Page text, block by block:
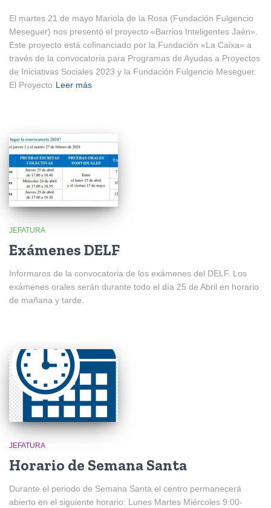
El martes 21 de mayo Mariola de la Rosa (Fundación Fulgencio
Meseguer) nos presentó el proyecto «Barrios Inteligentes Jaén».
Este proyecto está cofinanciado por la Fundación «La Caixa» a
través de la convocatoria para Programas de Ayudas a Proyectos
de Iniciativas Sociales 2023 y la Fundación Fulgencio Meseguer.
El Proyecto Leer más
JEFATURA
Exámenes DELF
Informaros de la convocatoria de los exámenes del DELF. Los
exámenes orales serán durante todo el día 25 de Abril en horario
de mañana y tarde.
JEFATURA
Horario de Semana Santa
Durante el periodo de Semana Santa el centro permanecerá
abierto en el siguiente horario: Lunes Martes Miércoles 9:00-